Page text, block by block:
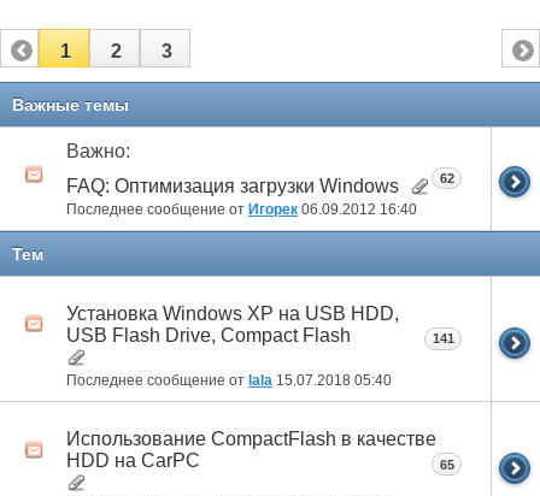
1 2 3
Важные темы
Важно:
FAQ: Оптимизация загрузки Windows
Последнее сообщение от Игорек 06.09.2012 16:40
62
Тем
Установка Windows XP на USB HDD,
USB Flash Drive, Compact Flash
Последнее сообщение от lala 15.07.2018 05:40
141
Использование CompactFlash в качестве
HDD на CarPC
65